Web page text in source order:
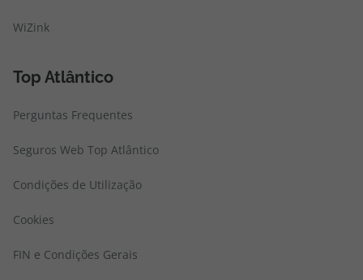
WiZink
Top Atlântico
Perguntas Frequentes
Seguros Web Top Atlântico
Condições de Utilização
Cookies
FIN e Condições Gerais